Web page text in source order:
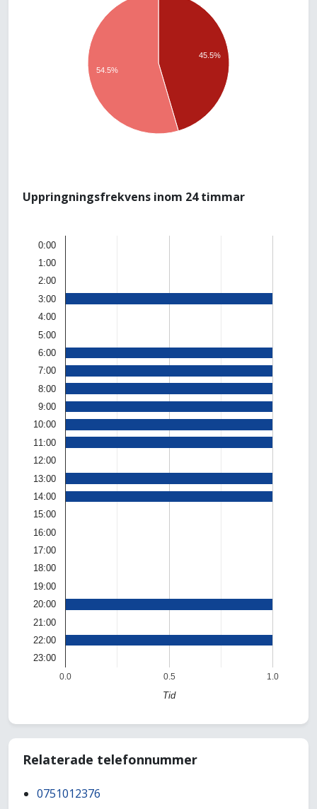
45.5%
54.5%
Uppringningsfrekvens inom 24 timmar
0.0 0.5 1.0
0:00
1:00
2:00
3:00
4:00
5:00
6:00
7:00
8:00
9:00
10:00
11:00
12:00
13:00
14:00
15:00
16:00
17:00
18:00
19:00
20:00
21:00
22:00
23:00
Tid
Relaterade telefonnummer
0751012376